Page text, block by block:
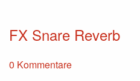
FX Snare Reverb
0 Kommentare